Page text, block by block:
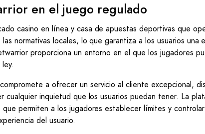
en el juego regulado
casino en línea y casa de apuestas deportivas que
normativas locales, lo que garantiza a los usuarios
proporciona un entorno en el que los jugadores
a ofrecer un servicio al cliente excepcional,
cualquier inquietud que los usuarios puedan tener. La
que permiten a los jugadores establecer límites y
del usuario.